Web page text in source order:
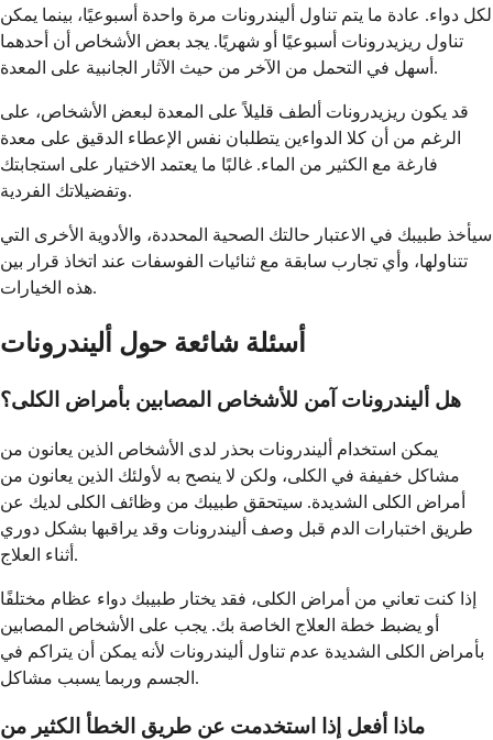
لكل دواء. عادة ما يتم تناول أليندرونات مرة واحدة أسبوعيًا، بينما يمكن
تناول ريزيدرونات أسبوعيًا أو شهريًا. يجد بعض الأشخاص أن أحدهما
أسهل في التحمل من الآخر من حيث الآثار الجانبية على المعدة.
قد يكون ريزيدرونات ألطف قليلاً على المعدة لبعض الأشخاص، على
الرغم من أن كلا الدواءين يتطلبان نفس الإعطاء الدقيق على معدة
فارغة مع الكثير من الماء. غالبًا ما يعتمد الاختيار على استجابتك
وتفضيلاتك الفردية.
سيأخذ طبيبك في الاعتبار حالتك الصحية المحددة، والأدوية الأخرى التي
تتناولها، وأي تجارب سابقة مع ثنائيات الفوسفات عند اتخاذ قرار بين
هذه الخيارات.
أسئلة شائعة حول أليندرونات
هل أليندرونات آمن للأشخاص المصابين بأمراض الكلى؟
يمكن استخدام أليندرونات بحذر لدى الأشخاص الذين يعانون من
مشاكل خفيفة في الكلى، ولكن لا ينصح به لأولئك الذين يعانون من
أمراض الكلى الشديدة. سيتحقق طبيبك من وظائف الكلى لديك عن
طريق اختبارات الدم قبل وصف أليندرونات وقد يراقبها بشكل دوري
أثناء العلاج.
إذا كنت تعاني من أمراض الكلى، فقد يختار طبيبك دواء عظام مختلفًا
أو يضبط خطة العلاج الخاصة بك. يجب على الأشخاص المصابين
بأمراض الكلى الشديدة عدم تناول أليندرونات لأنه يمكن أن يتراكم في
الجسم وربما يسبب مشاكل.
ماذا أفعل إذا استخدمت عن طريق الخطأ الكثير من